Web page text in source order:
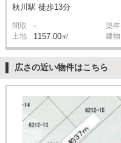
秋川駅 徒歩13分
間取 - 築年
土地 1157.00㎡ 建物
広さの近い物件はこちら